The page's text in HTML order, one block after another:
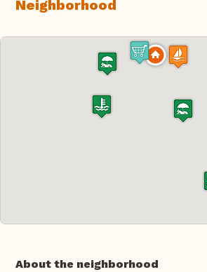
Neighborhood
About the neighborhood